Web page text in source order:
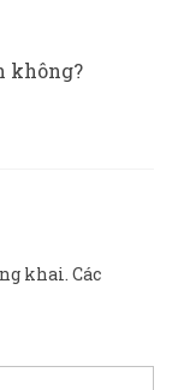
không?
khai. Các